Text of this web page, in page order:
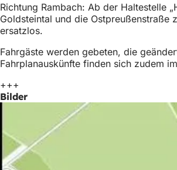
f
i
n
d
e
n
c
Richtung Rambach: Ab der Haltestelle
Goldsteintal und die Ostpreußenstraße
ersatzlos.
Fahrgäste werden gebeten, die
Fahrplanauskünfte finden sich zudem
+++
Bilder